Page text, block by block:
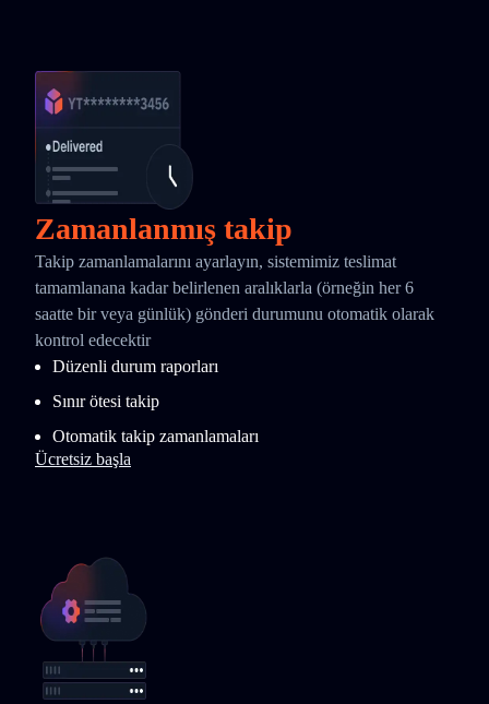
Zamanlanmış takip
Takip zamanlamalarını ayarlayın, sistemimiz teslimat
tamamlanana kadar belirlenen aralıklarla (örneğin her 6
saatte bir veya günlük) gönderi durumunu otomatik olarak
kontrol edecektir
Düzenli durum raporları
Sınır ötesi takip
Otomatik takip zamanlamaları
Ücretsiz başla